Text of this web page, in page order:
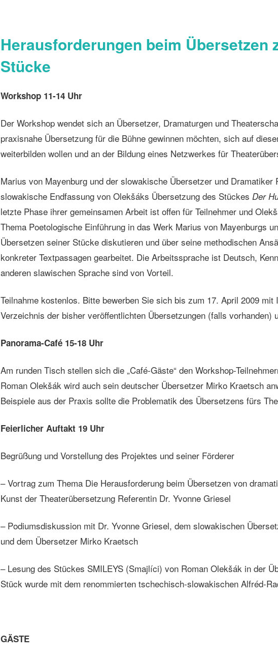
Herausforderungen beim Übersetzen
Stücke
Workshop 11-14 Uhr
Der Workshop wendet sich an Übersetzer, Dramaturgen und
praxisnahe Übersetzung für die Bühne gewinnen möchten, sich auf
weiterbilden wollen und an der Bildung eines Netzwerkes für
Marius von Mayenburg und der slowakische Übersetzer und Dramatiker
slowakische Endfassung von Olekšáks Übersetzung des StückesDer
letzte Phase ihrer gemeinsamen Arbeit ist offen für Teilnehmer und
Thema Poetologische Einführung in das Werk Marius von Mayenburgs
Übersetzen seiner Stücke diskutieren und über seine methodischen
konkreter Textpassagen gearbeitet. Die Arbeitssprache ist Deutsch,
anderen slawischen Sprache sind von Vorteil.
Teilnahme kostenlos. Bitte bewerben Sie sich bis zum 17. April 2009 mit
Verzeichnis der bisher veröffentlichten Übersetzungen (falls vorhanden)
Panorama-Café 15-18 Uhr
Am runden Tisch stellen sich die „Café-Gäste“ den Workshop-
Roman Olekšák wird auch sein deutscher Übersetzer Mirko Kraetsch
Beispiele aus der Praxis sollte die Problematik des Übersetzens fürs
Feierlicher Auftakt 19 Uhr
Begrüßung und Vorstellung des Projektes und seiner Förderer
– Vortrag zum Thema Die Herausforderung beim Übersetzen von
Kunst der Theaterübersetzung Referentin Dr. Yvonne Griesel
– Podiumsdiskussion mit Dr. Yvonne Griesel, dem slowakischen
und dem Übersetzer Mirko Kraetsch
– Lesung des Stückes SMILEYS (Smajlíci) von Roman Olekšák in der
Stück wurde mit dem renommierten tschechisch-slowakischen Alfréd-
GÄSTE